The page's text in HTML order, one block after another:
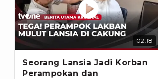
02:18
Seorang Lansia Jadi Korban
Perampokan dan